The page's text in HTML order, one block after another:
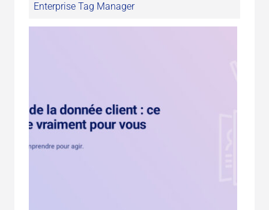
Enterprise Tag Manager